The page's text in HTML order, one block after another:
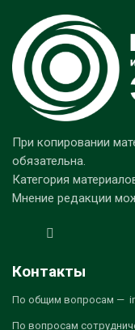
При копировании
обязательна.
Категория
Мнение редакции
Контакты
По общим вопросам —
По вопросам